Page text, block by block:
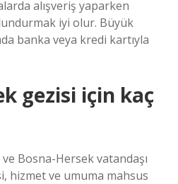
alışveriş yaparken
iyi olur. Büyük
banka veya kredi kartıyla
gezisi için kaç
Bosna-Hersek vatandaşı
hizmet ve umuma mahsus